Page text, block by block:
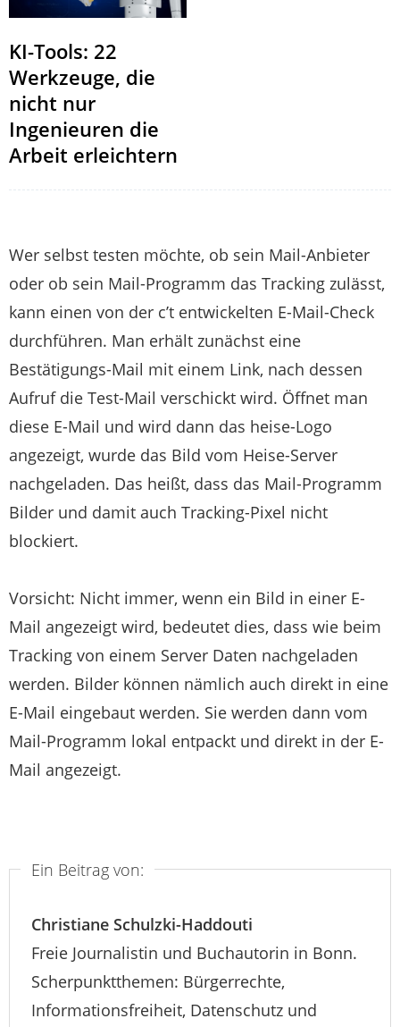
KI-Tools: 22
Werkzeuge, die
nicht nur
Ingenieuren die
Arbeit erleichtern
Wer selbst testen möchte, ob sein Mail-Anbieter
oder ob sein Mail-Programm das Tracking zulässt,
kann einen von der c’t entwickelten E-Mail-Check
durchführen. Man erhält zunächst eine
Bestätigungs-Mail mit einem Link, nach dessen
Aufruf die Test-Mail verschickt wird. Öffnet man
diese E-Mail und wird dann das heise-Logo
angezeigt, wurde das Bild vom Heise-Server
nachgeladen. Das heißt, dass das Mail-Programm
Bilder und damit auch Tracking-Pixel nicht
blockiert.
Vorsicht: Nicht immer, wenn ein Bild in einer E-
Mail angezeigt wird, bedeutet dies, dass wie beim
Tracking von einem Server Daten nachgeladen
werden. Bilder können nämlich auch direkt in eine
E-Mail eingebaut werden. Sie werden dann vom
Mail-Programm lokal entpackt und direkt in der E-
Mail angezeigt.
Ein Beitrag von:
Christiane Schulzki-Haddouti
Freie Journalistin und Buchautorin in Bonn.
Scherpunktthemen: Bürgerrechte,
Informationsfreiheit, Datenschutz und